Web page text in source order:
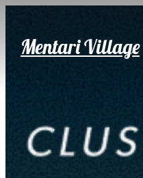
content
Mentari Village